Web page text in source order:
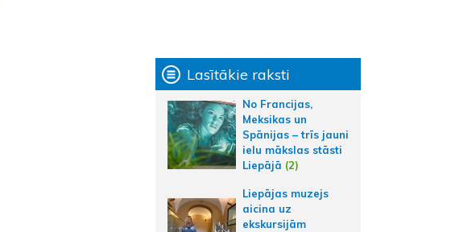
Lasītākie raksti
No Francijas,
Meksikas un
Spānijas – trīs jauni
ielu mākslas stāsti
Liepājā (2)
Liepājas muzejs
aicina uz
ekskursijām